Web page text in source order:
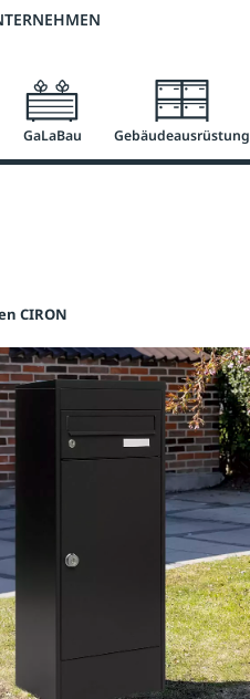
versandkostenfrei ab 50 €
GaLaBau Gebäudeausrüstung
CIRON